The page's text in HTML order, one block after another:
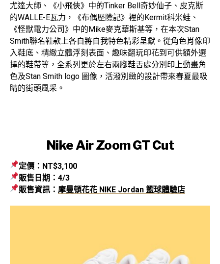
尤達大師、《小飛俠》中的Tinker Bell奇妙仙子、皮克斯
的WALLE-E瓦力，《布偶歷險記》裡的Kermit科米蛙、
《怪獸電力公司》中的Mike麥克華斯基等，在本次Stan
Smith聯名鞋款上各自將自我特色精彩呈獻。從角色肖像印
入鞋底、精緻立體浮刻表面、趣味翻玩印花到可供額外選
擇的鞋帶等，全系列更於左右兩腳鞋舌處分別印上動畫角
色及Stan Smith logo 圖像，活潑別緻的設計帶來春夏最吸
睛的街頭風采。
Nike Air Zoom GT Cut
定價：NT$3,100
販售日期：4/3
販售資訊：摩曼頓花花 NIKE Jordan 籃球體驗店